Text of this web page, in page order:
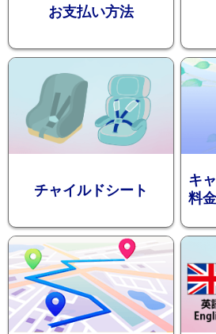
シ
お支払い方法
チャイルドシート
キ
料